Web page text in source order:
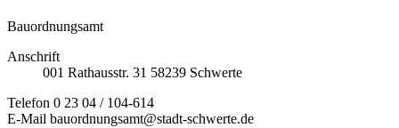
Bauordnungsamt
Anschrift
001 Rathausstr. 31 58239 Schwerte
Telefon 0 23 04 / 104-614
E-Mail bauordnungsamt@stadt-schwerte.de